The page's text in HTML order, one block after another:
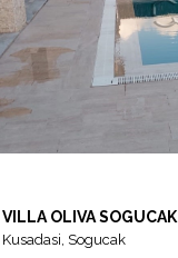
Kusadasi Sogucak